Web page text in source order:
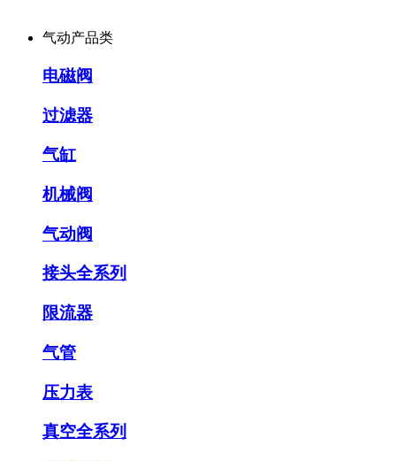
气动产品类
电磁阀
过滤器
气缸
机械阀
气动阀
接头全系列
限流器
气管
压力表
真空全系列